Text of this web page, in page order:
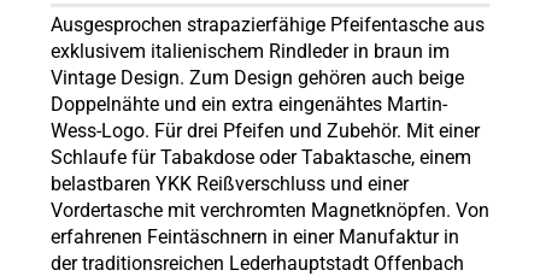
Ausgesprochen strapazierfähige Pfeifentasche aus
exklusivem italienischem Rindleder in braun im
Vintage Design. Zum Design gehören auch beige
Doppelnähte und ein extra eingenähtes Martin-
Wess-Logo. Für drei Pfeifen und Zubehör. Mit einer
Schlaufe für Tabakdose oder Tabaktasche, einem
belastbaren YKK Reißverschluss und einer
Vordertasche mit verchromten Magnetknöpfen. Von
erfahrenen Feintäschnern in einer Manufaktur in
der traditionsreichen Lederhauptstadt Offenbach